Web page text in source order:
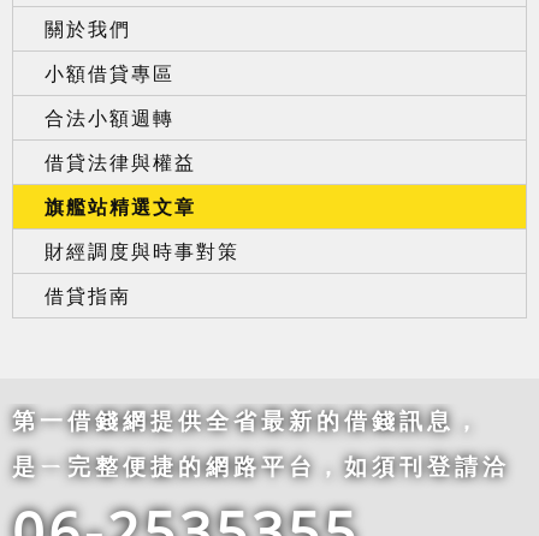
關於我們
小額借貸專區
合法小額週轉
借貸法律與權益
旗艦站精選文章
財經調度與時事對策
借貸指南
第一借錢網提供全省最新的借錢訊息，
是ㄧ完整便捷的網路平台，如須刊登請洽